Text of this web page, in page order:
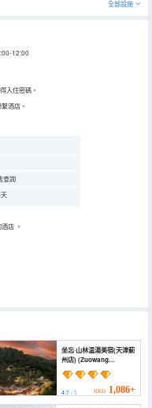
全部設施
12:00
入住密碼。
酒店。
查詢
酒店 。
坐忘·山林温湯美宿(天津薊
州店) (Zuowang
Mountain Hot Spring
Villa (Jizhou Tianjin))
4.7/ 5 HKD 1,086+